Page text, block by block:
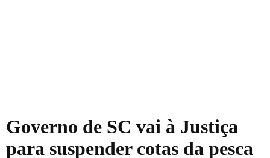
Governo de SC vai à Justiça
para suspender cotas da pesca